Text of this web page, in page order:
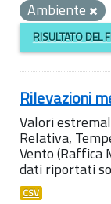
Ambiente
RISULTATO DEL
Rilevazioni
Valori
Relativa,
Vento (Raffica
dati riportati
CSV